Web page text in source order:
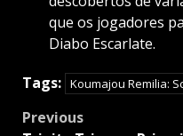
que os jogadores
Diabo Escarlate.
Tags: Koumajou Remilia:
Post
Previous